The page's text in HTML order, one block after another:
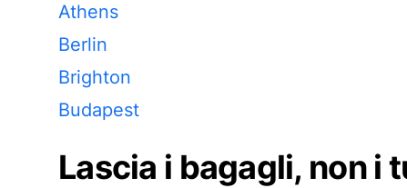
Athens
Berlin
Brighton
Budapest
Lascia i bagagli, non i